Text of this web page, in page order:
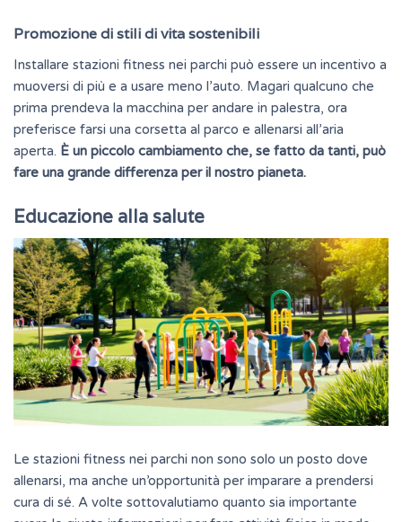
Promozione di stili di vita sostenibili
Installare stazioni fitness nei parchi può essere un incentivo a
muoversi di più e a usare meno l’auto. Magari qualcuno che
prima prendeva la macchina per andare in palestra, ora
preferisce farsi una corsetta al parco e allenarsi all’aria
aperta. È un piccolo cambiamento che, se fatto da tanti, può
fare una grande differenza per il nostro pianeta.
Educazione alla salute
Le stazioni fitness nei parchi non sono solo un posto dove
allenarsi, ma anche un’opportunità per imparare a prendersi
cura di sé. A volte sottovalutiamo quanto sia importante